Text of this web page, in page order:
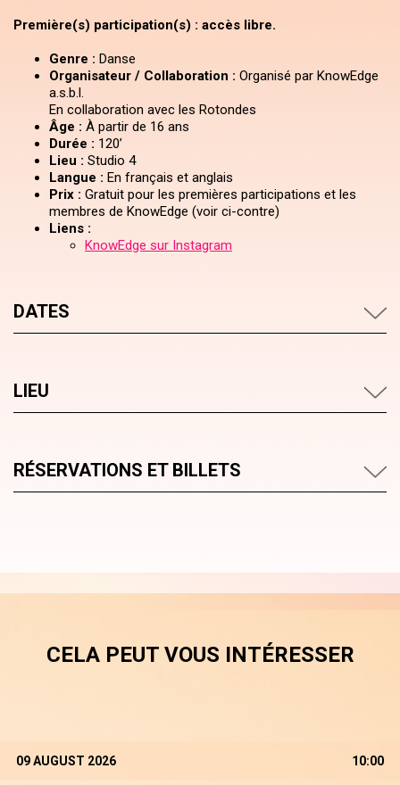
Première(s) participation(s) : accès libre.
Genre : Danse
Organisateur / Collaboration : Organisé par KnowEdge
a.s.b.l.
En collaboration avec les Rotondes
Âge : À partir de 16 ans
Durée : 120’
Lieu : Studio 4
Langue : En français et anglais
Prix : Gratuit pour les premières participations et les
membres de KnowEdge (voir ci-contre)
Liens :
KnowEdge sur Instagram
DATES
LIEU
RÉSERVATIONS ET BILLETS
CELA PEUT VOUS INTÉRESSER
09 AUGUST 2026 10:00